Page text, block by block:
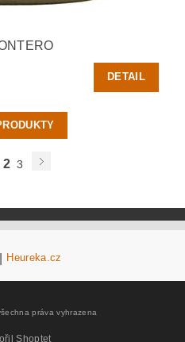
DETAIL
2 3
Heureka.cz
práva vyhrazena
Shoptet